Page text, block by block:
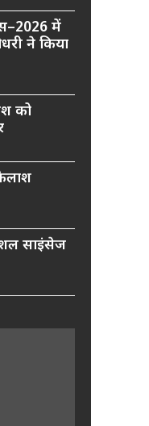
में
ने किया
को
साइंसेज